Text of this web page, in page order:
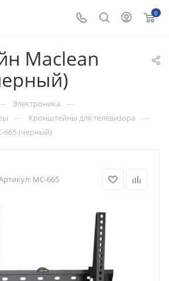
0
Maclean
Электроника —
— Кронштейны для телевизора —
665 (черный)
MC-665